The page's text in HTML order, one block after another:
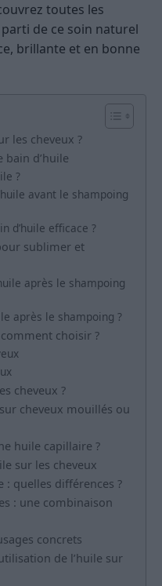
toutes les
de ce soin naturel
brillante et en bonne
les cheveux ?
bain d’huile
?
avant le shampoing
d’huile efficace ?
sublimer et
après le shampoing
après le shampoing ?
choisir ?
cheveux ?
cheveux mouillés ou
huile capillaire ?
sur les cheveux
: quelles différences ?
: une combinaison
concrets
de l’huile sur